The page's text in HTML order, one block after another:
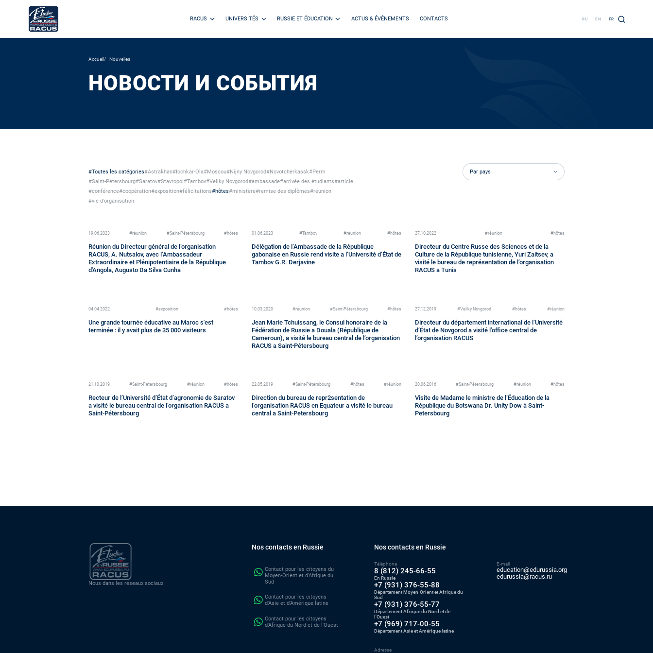
RACUS UNIVERSITÉS RUSSIE ET ÉDUCATION ACTUS & ÉVÉNEMENTS CONTACTS RU EN FR
Accueil Nouvelles
НОВОСТИ И СОБЫТИЯ
#Toutes les catégories#Astrakhan#Iochkar-Ola#Moscou#Nijny Novgorod#Novotcherkassk#Perm
#Saint-Pétersbourg#Saratov#Stavropol #Tambov#Veliky Novgorod#ambassade#arrivée des étudiants#article
#conférence#coopération#exposition#félicitations#hôtes#ministère#remise des diplômes#réunion
#vie d'organisation
19.06.2023 #réunion #Saint-Pétersbourg #hôtes
Réunion du Directeur général de l’organisation
RACUS, A. Nutsalov, avec l’Ambassadeur
Extraordinaire et Plénipotentiaire de la République
d'Angola, Augusto Da Silva Cunha
01.06.2023 #Tambov #réunion #hôtes
Délégation de l’Ambassade de la République
gabonaise en Russie rend visite a l’Université d’État de
Tambov G.R. Derjavine
27.10.2022 #réunion #hôtes
Directeur du Centre Russe des Sciences et de la
Culture de la République tunisienne, Yuri Zaitsev, a
visité le bureau de représentation de l’organisation
RACUS a Tunis
04.04.2022 #exposition #hôtes
Une grande tournée éducative au Maroc s'est
terminée : il y avait plus de 35 000 visiteurs
10.03.2020 #réunion #Saint-Pétersbourg #hôtes
Jean Marie Tchuissang, le Consul honoraire de la
Fédération de Russie a Douala (République de
Cameroun), a visité le bureau central de l’organisation
RACUS a Saint-Pétersbourg
27.12.2019 #Veliky Novgorod #hôtes #réunion
Directeur du département international de l’Université
d’État de Novgorod a visité l’office central de
l’organisation RACUS
21.10.2019 #Saint-Pétersbourg #réunion #hôtes
Recteur de l’Université d’État d’agronomie de Saratov
a visité le bureau central de l’organisation RACUS a
Saint-Pétersbourg
22.05.2019 #Saint-Pétersbourg #hôtes #réunion
Direction du bureau de repr2sentation de
l’organisation RACUS en Equateur a visité le bureau
central a Saint-Petersbourg
20.06.2016 #Saint-Pétersbourg #réunion #hôtes
Visite de Madame le ministre de l’Éducation de la
République du Botswana Dr. Unity Dow à Saint-
Petersbourg
Nous dans les réseaux sociaux
Nos contacts en Russie
Contact pour les citoyens du
Moyen-Orient et d'Afrique du
Sud
Contact pour les citoyens
d'Asie et d'Amérique latine
Contact pour les citoyens
d'Afrique du Nord et de l'Ouest
Nos contacts en Russie
Téléphone
8 (812) 245-66-55
En Russie
+7 (931) 376-55-88
Département Moyen-Orient et Afrique du
Sud
+7 (931) 376-55-77
Département Afrique du Nord et de
l'Ouest
+7 (969) 717-00-55
Département Asie et Amérique latine
E-mail
education@edurussia.org
edurussia@racus.ru
Adresse